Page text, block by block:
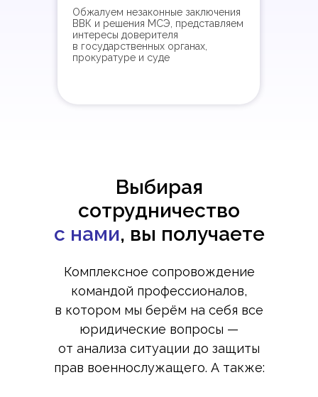
Обжалуем незаконные заключения
ВВК и решения МСЭ, представляем
интересы доверителя
в государственных органах,
прокуратуре и суде
Выбирая
сотрудничество
с нами, вы получаете
Комплексное сопровождение
командой профессионалов,
в котором мы берём на себя все
юридические вопросы —
от анализа ситуации до защиты
прав военнослужащего. А также: